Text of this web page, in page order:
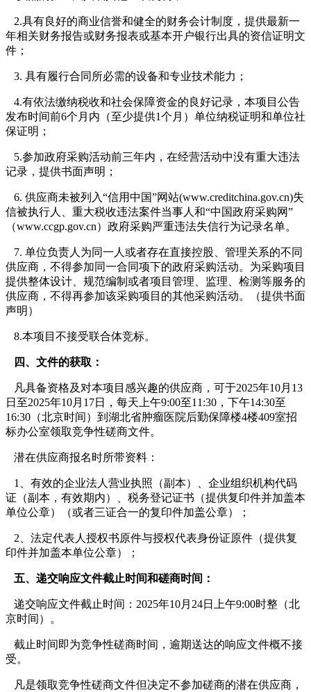
2.具有良好的商业信誉和健全的财务会计制度，提供最新一
年相关财务报告或财务报表或基本开户银行出具的资信证明文
件；
3. 具有履行合同所必需的设备和专业技术能力；
4.有依法缴纳税收和社会保障资金的良好记录，本项目公告
发布时间前6个月内（至少提供1个月）单位纳税证明和单位社
保证明；
5.参加政府采购活动前三年内，在经营活动中没有重大违法
记录，提供书面声明；
6. 供应商未被列入“信用中国”网站(www.creditchina.gov.cn)失
信被执行人、重大税收违法案件当事人和“中国政府采购网”
（www.ccgp.gov.cn）政府采购严重违法失信行为记录名单。
7. 单位负责人为同一人或者存在直接控股、管理关系的不同
供应商，不得参加同一合同项下的政府采购活动。为采购项目
提供整体设计、规范编制或者项目管理、监理、检测等服务的
供应商，不得再参加该采购项目的其他采购活动。（提供书面
声明）
8.本项目不接受联合体竞标。
四、文件的获取：
凡具备资格及对本项目感兴趣的供应商，可于2025年10月13
日至2025年10月17日，每天上午9:00至11:30，下午14:30至
16:30（北京时间）到湖北省肿瘤医院后勤保障楼4楼409室招
标办公室领取竞争性磋商文件。
潜在供应商报名时所带资料：
1、有效的企业法人营业执照（副本）、企业组织机构代码
证（副本，有效期内）、税务登记证书（提供复印件并加盖本
单位公章）（或者三证合一的复印件加盖公章）；
2、法定代表人授权书原件与授权代表身份证原件（提供复
印件并加盖本单位公章）；
五、递交响应文件截止时间和磋商时间：
递交响应文件截止时间：2025年10月24日上午9:00时整（北
京时间）。
截止时间即为竞争性磋商时间，逾期送达的响应文件概不接
受。
凡是领取竞争性磋商文件但决定不参加磋商的潜在供应商，